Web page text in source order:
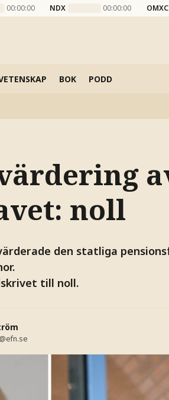
00:00:00 NDX 00:00:00
BOK PODD
noll
den statliga
till noll.